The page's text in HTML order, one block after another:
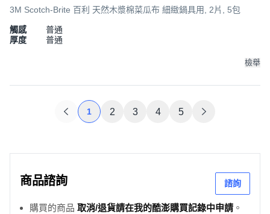
3M Scotch-Brite 百利 天然木漿棉菜瓜布 細緻鍋具用, 2片, 5包
觸感
普通
厚度
普通
檢舉
1 2 3 4 5
商品諮詢 諮詢
購買的商品 取消/退貨請在我的酷澎購買記錄中申請 。